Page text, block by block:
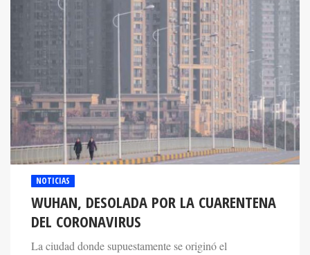
NOTICIAS
WUHAN, DESOLADA POR LA CUARENTENA
DEL CORONAVIRUS
La ciudad donde supuestamente se originó el